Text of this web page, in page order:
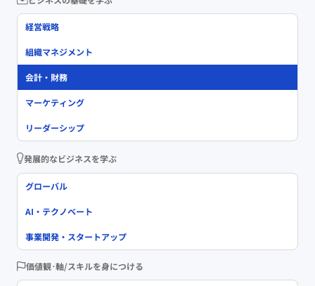
経営戦略
組織マネジメント
会計・財務
マーケティング
リーダーシップ
発展的なビジネスを学ぶ
グローバル
AI・テクノベート
事業開発・スタートアップ
価値観･軸/スキルを身につける